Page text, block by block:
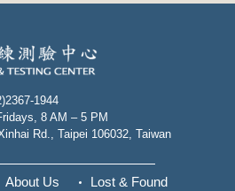
1944
8 AM – 5 PM
Rd., Taipei 106032, Taiwan
About Us
Lost & Found